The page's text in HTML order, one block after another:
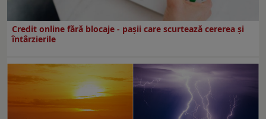
Credit online fără blocaje - pașii care scurtează cererea și
întârzierile